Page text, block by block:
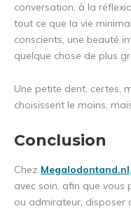
conversation, à la
tout ce que la vie
conscients, une beauté
quelque chose de plus
Une petite dent, certes,
choisissent le moins,
Conclusion
Chez Megalodontand.nl
avec soin, afin que vous
ou admirateur, disposer